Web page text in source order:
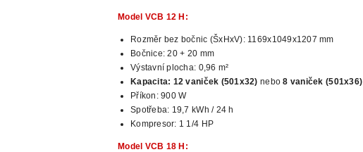
Model VCB 12 H:
Rozměr bez bočnic (ŠxHxV): 1169x1049x1207 mm
Bočnice: 20 + 20 mm
Výstavní plocha: 0,96 m²
Kapacita: 12 vaniček (501x32)nebo8 vaniček (501x36)
Příkon: 900 W
Spotřeba: 19,7 kWh / 24 h
Kompresor: 1 1/4 HP
Model VCB 18 H: